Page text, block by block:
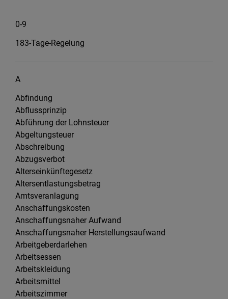
0-9
183-Tage-Regelung
A
Abfindung
Abflussprinzip
Abführung der Lohnsteuer
Abgeltungsteuer
Abschreibung
Abzugsverbot
Alterseinkünftegesetz
Altersentlastungsbetrag
Amtsveranlagung
Anschaffungskosten
Anschaffungsnaher Aufwand
Anschaffungsnaher Herstellungsaufwand
Arbeitgeberdarlehen
Arbeitsessen
Arbeitskleidung
Arbeitsmittel
Arbeitszimmer